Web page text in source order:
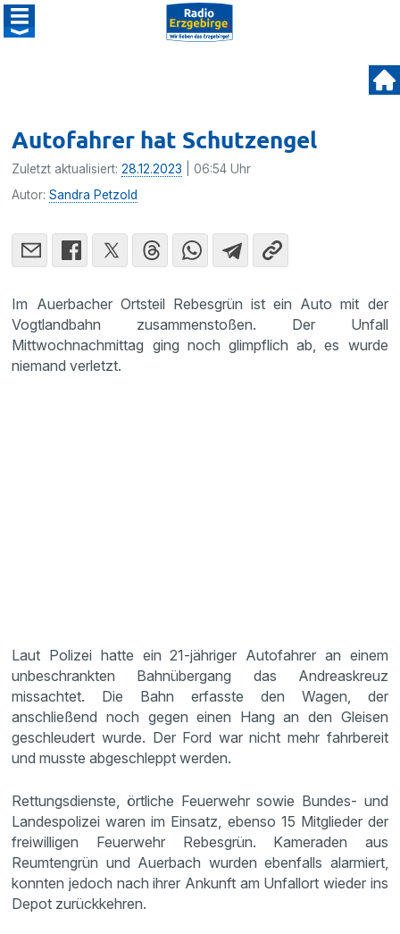
Autofahrer hat Schutzengel
Zuletzt aktualisiert:28.12.2023 | 06:54 Uhr
Autor:Sandra Petzold
Im Auerbacher Ortsteil Rebesgrün ist ein Auto mit der
Vogtlandbahn zusammenstoßen. Der Unfall
Mittwochnachmittag ging noch glimpflich ab, es wurde
niemand verletzt.
Laut Polizei hatte ein 21-jähriger Autofahrer an einem
unbeschrankten Bahnübergang das Andreaskreuz
missachtet. Die Bahn erfasste den Wagen, der
anschließend noch gegen einen Hang an den Gleisen
geschleudert wurde. Der Ford war nicht mehr fahrbereit
und musste abgeschleppt werden.
Rettungsdienste, örtliche Feuerwehr sowie Bundes- und
Landespolizei waren im Einsatz, ebenso 15 Mitglieder der
freiwilligen Feuerwehr Rebesgrün. Kameraden aus
Reumtengrün und Auerbach wurden ebenfalls alarmiert,
konnten jedoch nach ihrer Ankunft am Unfallort wieder ins
Depot zurückkehren.